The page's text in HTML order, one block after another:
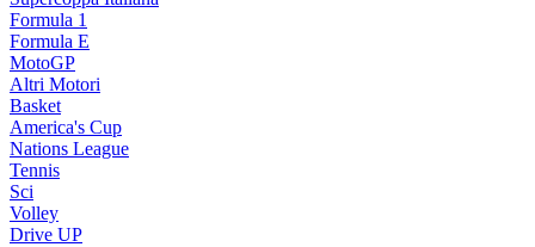
Formula 1
Formula E
MotoGP
Altri Motori
Basket
America's Cup
Nations League
Tennis
Sci
Volley
Drive UP